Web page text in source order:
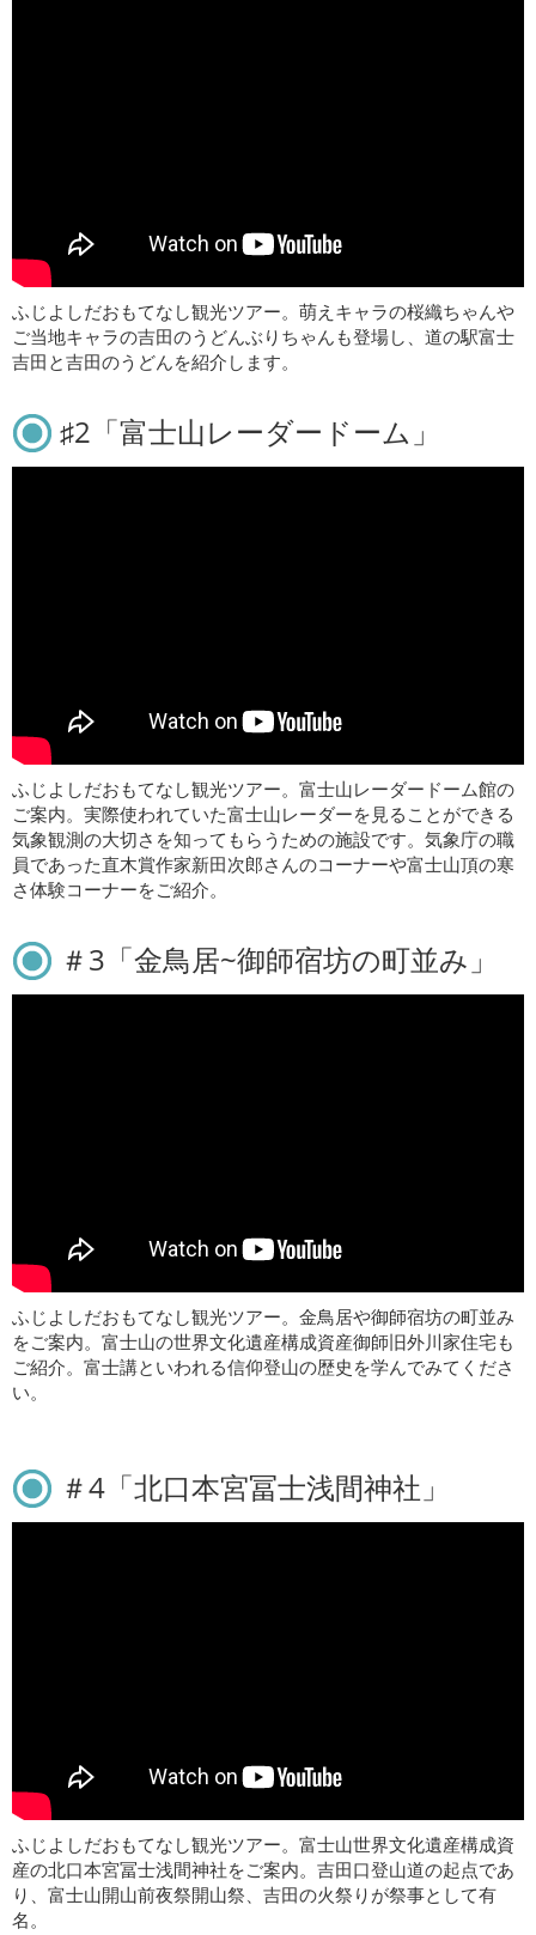
ふじよしだおもてなし観光ツアー。萌えキャラの桜織ちゃんや
ご当地キャラの吉田のうどんぶりちゃんも登場し、道の駅富士
吉田と吉田のうどんを紹介します。
♯2「富士山レーダードーム」
ふじよしだおもてなし観光ツアー。富士山レーダードーム館の
ご案内。実際使われていた富士山レーダーを見ることができる
気象観測の大切さを知ってもらうための施設です。気象庁の職
員であった直木賞作家新田次郎さんのコーナーや富士山頂の寒
さ体験コーナーをご紹介。
＃3「金鳥居~御師宿坊の町並み」
ふじよしだおもてなし観光ツアー。金鳥居や御師宿坊の町並み
をご案内。富士山の世界文化遺産構成資産御師旧外川家住宅も
ご紹介。富士講といわれる信仰登山の歴史を学んでみてくださ
い。
＃4「北口本宮冨士浅間神社」
ふじよしだおもてなし観光ツアー。富士山世界文化遺産構成資
産の北口本宮冨士浅間神社をご案内。吉田口登山道の起点であ
り、富士山開山前夜祭開山祭、吉田の火祭りが祭事として有
名。